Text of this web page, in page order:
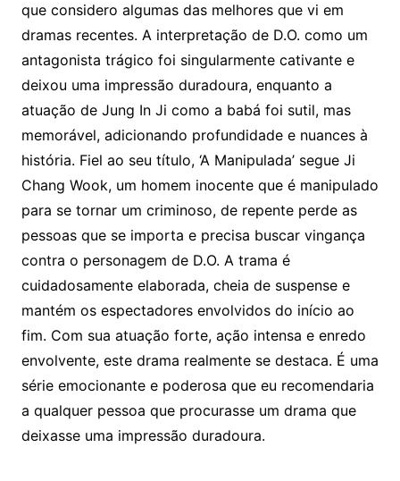
que considero algumas das melhores que vi em
dramas recentes. A interpretação de D.O. como um
antagonista trágico foi singularmente cativante e
deixou uma impressão duradoura, enquanto a
atuação de Jung In Ji como a babá foi sutil, mas
memorável, adicionando profundidade e nuances à
história. Fiel ao seu título, ‘A Manipulada’ segue Ji
Chang Wook, um homem inocente que é manipulado
para se tornar um criminoso, de repente perde as
pessoas que se importa e precisa buscar vingança
contra o personagem de D.O. A trama é
cuidadosamente elaborada, cheia de suspense e
mantém os espectadores envolvidos do início ao
fim. Com sua atuação forte, ação intensa e enredo
envolvente, este drama realmente se destaca. É uma
série emocionante e poderosa que eu recomendaria
a qualquer pessoa que procurasse um drama que
deixasse uma impressão duradoura.